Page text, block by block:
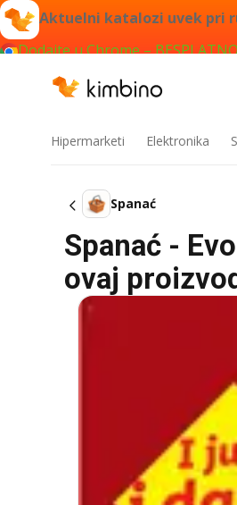
Aktuelni katalozi uvek pri
Dodajte u Chrome –
Hipermarketi Elektronika
Spanać
Spanać -
ovaj